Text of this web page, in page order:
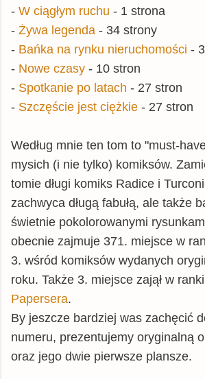
- W ciągłym ruchu - 1 strona
- Żywa legenda - 34 strony
- Bańka na rynku nieruchomości -
- Nowe czasy - 10 stron
- Spotkanie po latach - 27 stron
- Szczęście jest ciężkie - 27 stron
Według mnie ten tom to "must-
mysich (i nie tylko) komiksów.
tomie długi komiks Radice i
zachwyca długą fabułą, ale także
świetnie pokolorowanymi
obecnie zajmuje 371. miejsce w
3. wśród komiksów wydanych
roku. Także 3. miejsce zajął w
Papersera.
By jeszcze bardziej was zachęcić
numeru, prezentujemy oryginalną
oraz jego dwie pierwsze plansze.